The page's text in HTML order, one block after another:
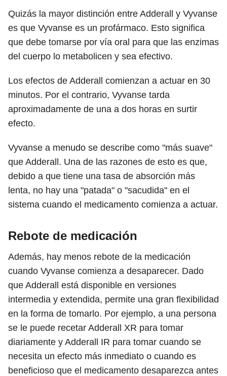
Quizás la mayor distinción entre Adderall y Vyvanse
es que Vyvanse es un profármaco. Esto significa
que debe tomarse por vía oral para que las enzimas
del cuerpo lo metabolicen y sea efectivo.
Los efectos de Adderall comienzan a actuar en 30
minutos. Por el contrario, Vyvanse tarda
aproximadamente de una a dos horas en surtir
efecto.
Vyvanse a menudo se describe como "más suave"
que Adderall. Una de las razones de esto es que,
debido a que tiene una tasa de absorción más
lenta, no hay una "patada" o "sacudida" en el
sistema cuando el medicamento comienza a actuar.
Rebote de medicación
Además, hay menos rebote de la medicación
cuando Vyvanse comienza a desaparecer. Dado
que Adderall está disponible en versiones
intermedia y extendida, permite una gran flexibilidad
en la forma de tomarlo. Por ejemplo, a una persona
se le puede recetar Adderall XR para tomar
diariamente y Adderall IR para tomar cuando se
necesita un efecto más inmediato o cuando es
beneficioso que el medicamento desaparezca antes